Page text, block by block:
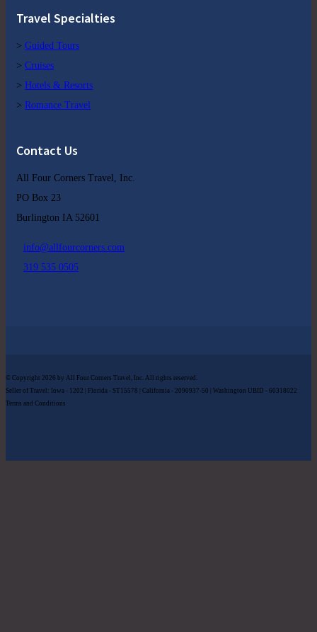
Travel Specialties
> Guided Tours
> Cruises
> Hotels & Resorts
> Romance Travel
Contact Us
All Four Corners Travel, Inc.
PO Box 23
Burlington IA 52601
info@allfourcorners.com
319 535 0505
© Copyright 2026 by All Four Corners Travel, Inc. All rights reserved.
Seller of Travel: Iowa - 1202 | Florida - ST15578 | California - 2090937-50 | Washington UBID - 60318022
Terms and Conditions